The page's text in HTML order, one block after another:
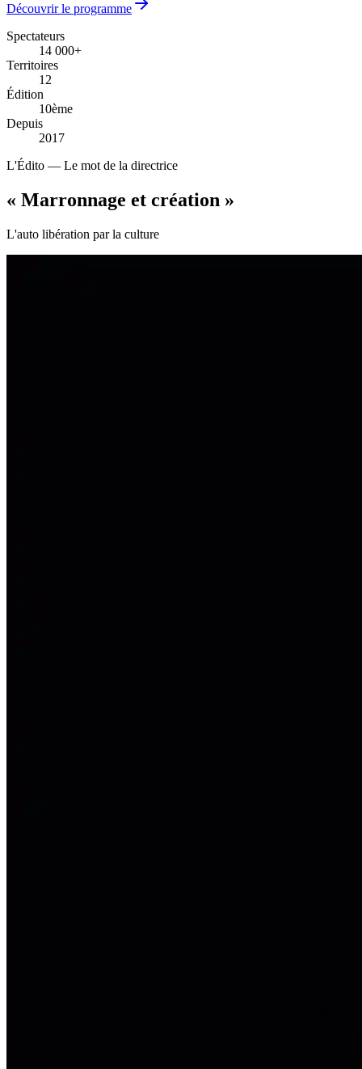
Découvrir le programme
Spectateurs
14 000+
14 000+
Territoires
12
12
Édition
10ème
10ème
Depuis
2017
2017
L'Édito — Le mot de la directrice
« Marronnage et création »
L'auto libération par la culture